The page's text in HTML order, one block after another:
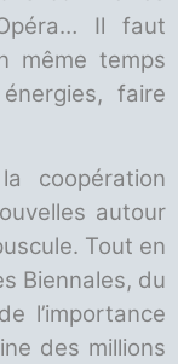
Il faut
même temps
faire
coopération
autour
Tout en
Biennales, du
l’importance
des millions